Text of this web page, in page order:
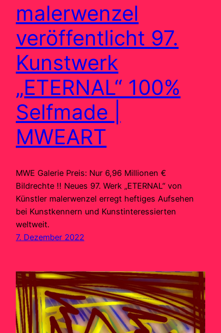
malerwenzel
veröffentlicht 97.
Kunstwerk
„ETERNAL“ 100%
Selfmade |
MWEART
MWE Galerie Preis: Nur 6,96 Millionen €
Bildrechte !! Neues 97. Werk „ETERNAL“ von
Künstler malerwenzel erregt heftiges Aufsehen
bei Kunstkennern und Kunstinteressierten
weltweit.
7. Dezember 2022